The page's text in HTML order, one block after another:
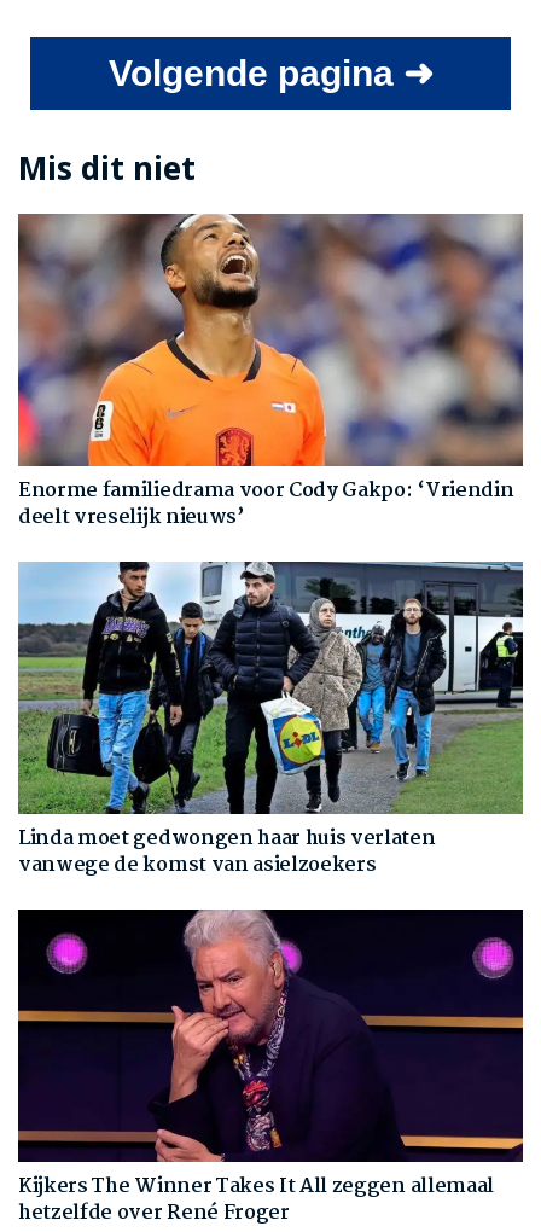
Volgende pagina ➜
Mis dit niet
Enorme familiedrama voor Cody Gakpo: ‘Vriendin
deelt vreselijk nieuws’
Linda moet gedwongen haar huis verlaten
vanwege de komst van asielzoekers
Kijkers The Winner Takes It All zeggen allemaal
hetzelfde over René Froger